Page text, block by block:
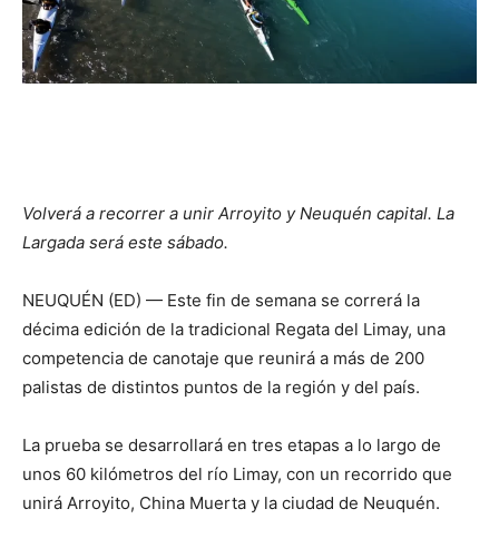
Volverá a recorrer a unir Arroyito y Neuquén capital. La
Largada será este sábado.
NEUQUÉN (ED) — Este fin de semana se correrá la
décima edición de la tradicional Regata del Limay, una
competencia de canotaje que reunirá a más de 200
palistas de distintos puntos de la región y del país.
La prueba se desarrollará en tres etapas a lo largo de
unos 60 kilómetros del río Limay, con un recorrido que
unirá Arroyito, China Muerta y la ciudad de Neuquén.